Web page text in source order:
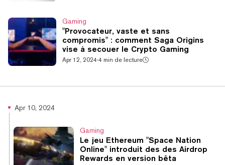
Gaming
"Provocateur, vaste et sans
compromis" : comment Saga Origins
vise à secouer le Crypto Gaming
Apr 12, 2024·4 min de lecture
Apr 10, 2024
Gaming
Le jeu Ethereum "Space Nation
Online" introduit des des Airdrop
Rewards en version bêta